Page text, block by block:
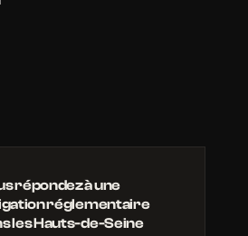
répondez à une
réglementaire
les Hauts-de-Seine